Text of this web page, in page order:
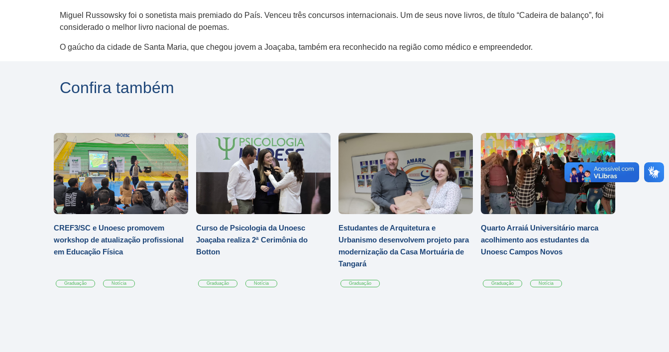
Miguel Russowsky foi o sonetista mais premiado do País. Venceu três concursos internacionais. Um de seus nove livros, de título “Cadeira de balanço”, foi
considerado o melhor livro nacional de poemas.
O gaúcho da cidade de Santa Maria, que chegou jovem a Joaçaba, também era reconhecido na região como médico e empreendedor.
Confira também
CREF3/SC e Unoesc promovem
workshop de atualização profissional
em Educação Física
Graduação Notícia
Curso de Psicologia da Unoesc
Joaçaba realiza 2ª Cerimônia do
Botton
Graduação Notícia
Estudantes de Arquitetura e
Urbanismo desenvolvem projeto para
modernização da Casa Mortuária de
Tangará
Graduação
Quarto Arraiá Universitário marca
acolhimento aos estudantes da
Unoesc Campos Novos
Graduação Notícia